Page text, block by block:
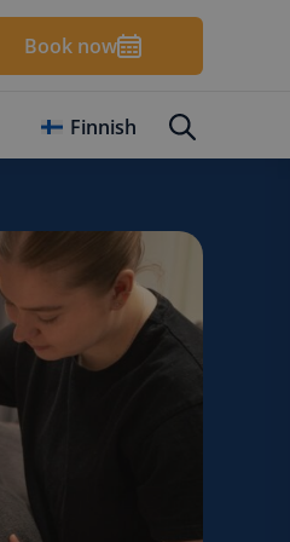
Book now
Finnish